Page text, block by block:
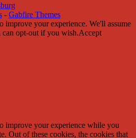
- Gabfire Themes
improve your experience. We'll assume
opt-out if you wish.Accept
improve your experience while you
Out of these cookies, the cookies that